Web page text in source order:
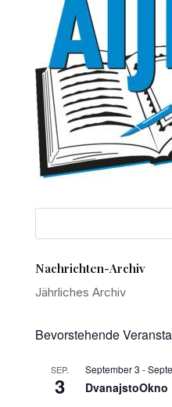
Nachrichten-Archiv
Jährliches Archiv
Bevorstehende
SEP.
3
September 3 -
DvanajstoOkno